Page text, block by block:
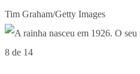
Tim Graham/Getty Images
8 de 14